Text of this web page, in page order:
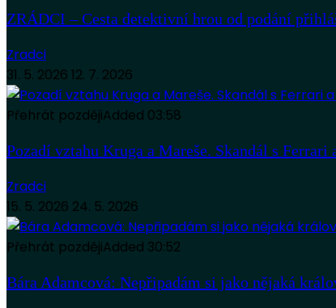
ZRÁDCI – Cesta detektivní hrou od podání
Zradci
31. 5. 2026 12. 7. 2026
Přehrát pozdějiAdded 03:58
Pozadí vztahu Kruga a Mareše. Skandál s Ferrari
Zradci
15. 5. 2026 24. 5. 2026
Přehrát pozdějiAdded 30:52
Bára Adamcová: Nepřipadám si jako nějaká